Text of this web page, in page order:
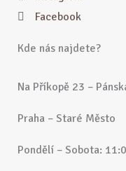
Facebook
Kde nás najdete?
Na Příkopě 23 –
Praha – Staré Město
Pondělí – Sobota: